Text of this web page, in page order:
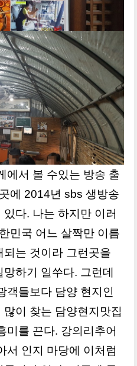
에서 볼 수있는 방송 출
에 2014년 sbs 생방송
다. 나는 하지만 이러
민국 어느 살짝만 이름
는 것이라 그런곳을
하기 일쑤다. 그런데
객들보다 담양 현지인
이 찾는 담양현지맛집
미를 끈다. 강의리추어
서 인지 마당에 이처럼